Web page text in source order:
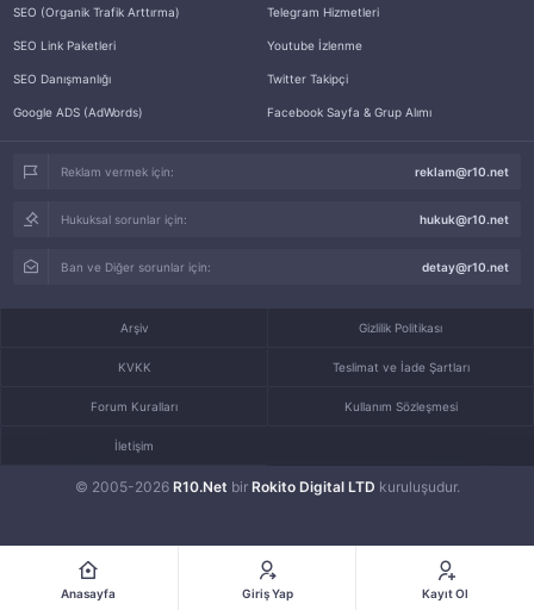
SEO (Organik Trafik Arttırma)
SEO Link Paketleri
SEO Danışmanlığı
Google ADS (AdWords)
Telegram Hizmetleri
Youtube İzlenme
Twitter Takipçi
Facebook Sayfa & Grup Alımı
Reklam vermek için: reklam@r10.net
Hukuksal sorunlar için: hukuk@r10.net
Ban ve Diğer sorunlar için: detay@r10.net
© 2005-2026 R10.Net bir Rokito Digital LTD kuruluşudur.
Arşiv Gizlilik Politikası
KVKK Teslimat ve İade Şartları
Forum Kuralları Kullanım Sözleşmesi
İletişim
Anasayfa Giriş Yap Kayıt Ol